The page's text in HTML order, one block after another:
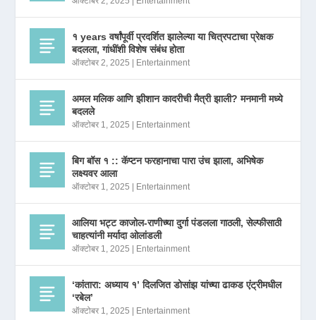
१ years वर्षांपूर्वी प्रदर्शित झालेल्या या चित्रपटाचा प्रेक्षक
बदलला, गांधींशी विशेष संबंध होता
ऑक्टोबर 2, 2025 | Entertainment
अमल मलिक आणि झीशान कादरीची मैत्री झाली? मनमानी मध्ये
बदलले
ऑक्टोबर 1, 2025 | Entertainment
बिग बॉस १ :: कॅप्टन फरहानाचा पारा उंच झाला, अभिषेक
लक्ष्यवर आला
ऑक्टोबर 1, 2025 | Entertainment
आलिया भट्ट काजोल-राणीच्या दुर्गा पंडलला गाठली, सेल्फीसाठी
चाहत्यांनी मर्यादा ओलांडली
ऑक्टोबर 1, 2025 | Entertainment
‘कांतारा: अध्याय १’ दिलजित डोसांझ यांच्या ढाकड एंट्रीमधील
‘रबेल’
ऑक्टोबर 1, 2025 | Entertainment